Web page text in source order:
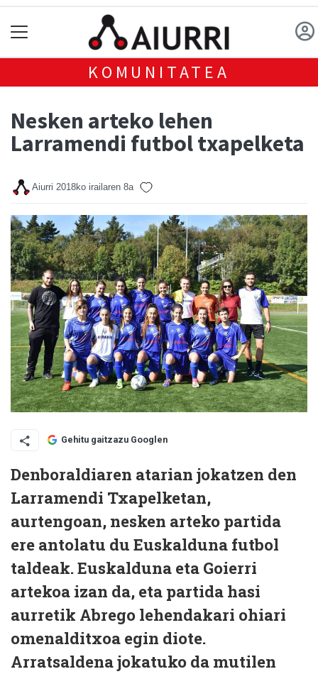
KOMUNITATEA
Nesken arteko lehen
Larramendi futbol txapelketa
Aiurri 2018ko irailaren 8a
Gehitu gaitzazu Googlen
Denboraldiaren atarian jokatzen den
Larramendi Txapelketan,
aurtengoan, nesken arteko partida
ere antolatu du Euskalduna futbol
taldeak. Euskalduna eta Goierri
artekoa izan da, eta partida hasi
aurretik Abrego lehendakari ohiari
omenalditxoa egin diote.
Arratsaldena jokatuko da mutilen